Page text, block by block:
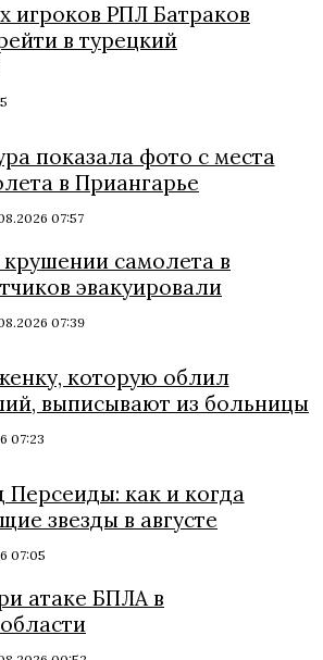
игроков РПЛ Батраков
в турецкий
показала фото с места
в Приангарье
07:57
самолета в
эвакуировали
07:39
которую облил
выписывают из больницы
07:23
Персеиды: как и когда
звезды в августе
07:05
атаке БПЛА в